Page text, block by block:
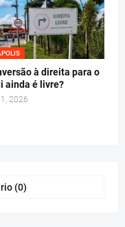
à direita para o
ainda é livre?
2026
(0)